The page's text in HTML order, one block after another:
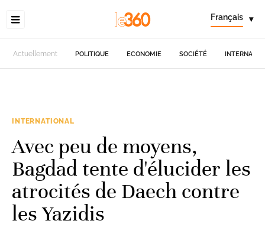
Français ▾
Actuellement POLITIQUE ECONOMIE SOCIÉTÉ
INTERNATIONAL
Avec peu de moyens,
Bagdad tente d'élucider les
atrocités de Daech contre
les Yazidis